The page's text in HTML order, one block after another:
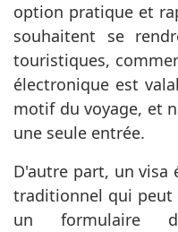
option pratique et
souhaitent se
touristiques,
électronique est
motif du voyage, et
une seule entrée.
D'autre part, un visa
traditionnel qui
un formulaire